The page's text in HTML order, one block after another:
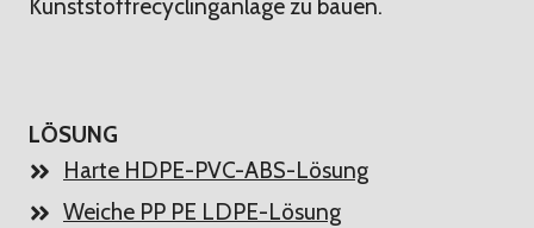
Kunststoffrecyclinganlage zu bauen.
LÖSUNG
Harte HDPE-PVC-ABS-Lösung
Weiche PP PE LDPE-Lösung